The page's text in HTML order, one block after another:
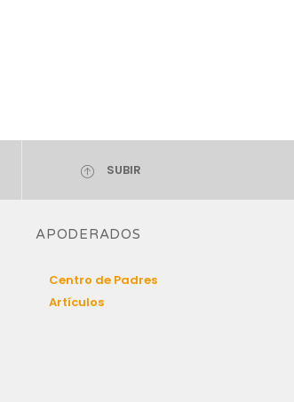
SUBIR
APODERADOS
Centro de Padres
Artículos